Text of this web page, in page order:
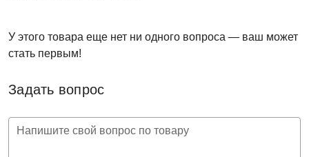
Задать вопрос
Напишите свой вопрос по товару
У этого товара еще нет ни одного вопроса — ваш может
стать первым!